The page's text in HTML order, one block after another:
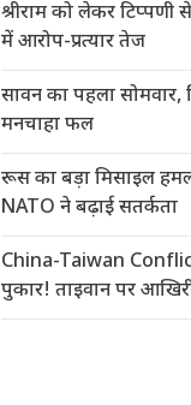
श्रीराम को लेकर टिप्पणी
में आरोप-प्रत्यार तेज
सावन का पहला
मनचाहा फल
रूस का बड़ा मिसाइल
NATO ने बढ़ाई सतर्कता
China-Taiwan
पुकार! ताइवान पर